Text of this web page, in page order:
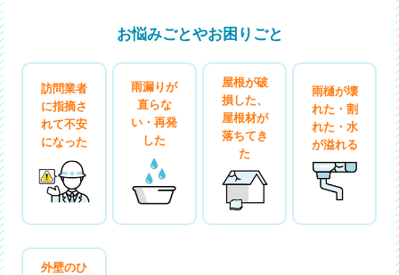
お悩みごとやお困りごと
訪問業者
に指摘さ
れて不安
になった
雨漏りが
直らな
い・再発
した
屋根が破
損した、
屋根材が
落ちてき
た
雨樋が壊
れた・割
れた・水
が溢れる
外壁のひ